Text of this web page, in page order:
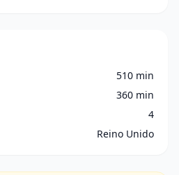
510 min
360 min
4
Reino Unido